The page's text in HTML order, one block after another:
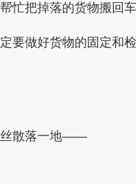
忙把掉落的货物搬回车
做好货物的固定和检
散落一地——